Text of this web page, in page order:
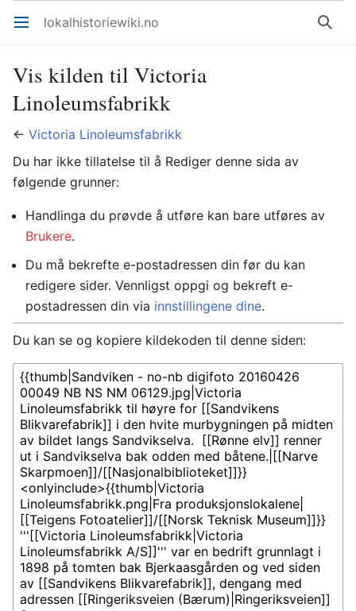
Åpne hovedmenyen lokalhistoriewiki.no Søk
Vis kilden til Victoria
Linoleumsfabrikk
← Victoria Linoleumsfabrikk
Du har ikke tillatelse til å Rediger denne sida av
følgende grunner:
Handlinga du prøvde å utføre kan bare utføres av
Brukere.
Du må bekrefte e-postadressen din før du kan
redigere sider. Vennligst oppgi og bekreft e-
postadressen din via innstillingene dine.
Du kan se og kopiere kildekoden til denne siden: